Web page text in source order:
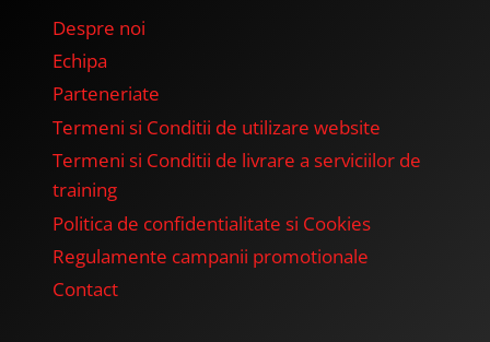
Despre noi
Echipa
Parteneriate
Termeni si Conditii de utilizare website
Termeni si Conditii de livrare a serviciilor de
training
Politica de confidentialitate si Cookies
Regulamente campanii promotionale
Contact